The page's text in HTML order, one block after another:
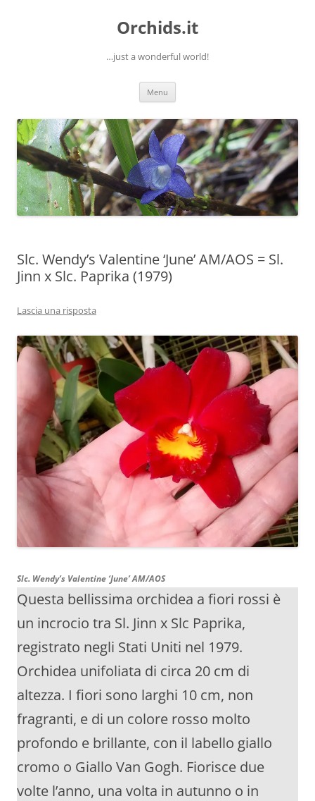
Orchids.it
…just a wonderful world!
Menu
Slc. Wendy’s Valentine ‘June’ AM/AOS = Sl.
Jinn x Slc. Paprika (1979)
Lascia una risposta
Slc. Wendy’s Valentine ‘June’ AM/AOS
Questa bellissima orchidea a fiori rossi è
un incrocio tra Sl. Jinn x Slc Paprika,
registrato negli Stati Uniti nel 1979.
Orchidea unifoliata di circa 20 cm di
altezza. I fiori sono larghi 10 cm, non
fragranti, e di un colore rosso molto
profondo e brillante, con il labello giallo
cromo o Giallo Van Gogh. Fiorisce due
volte l’anno, una volta in autunno o in